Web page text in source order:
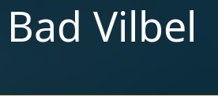
Bad Vilbel